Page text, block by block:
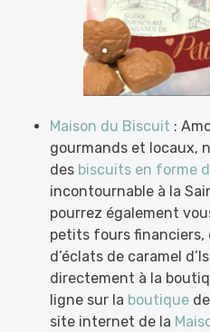
Maison du Biscuit :
gourmands et locaux,
des biscuits en forme
incontournable à la
pourrez également
petits fours financiers,
d’éclats de caramel
directement à la
ligne sur la boutique
site internet de la